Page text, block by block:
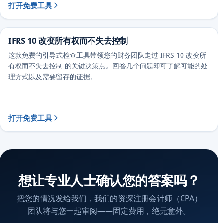
打开免费工具
IFRS 10 改变所有权而不失去控制
这款免费的引导式检查工具带领您的财务团队走过 IFRS 10 改变所
有权而不失去控制 的关键决策点。回答几个问题即可了解可能的处
理方式以及需要留存的证据。
打开免费工具
想让专业人士确认您的答案吗？
把您的情况发给我们，我们的资深注册会计师（CPA）
团队将与您一起审阅——固定费用，绝无意外。